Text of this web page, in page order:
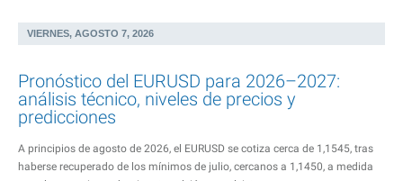
VIERNES, AGOSTO 7, 2026
Pronóstico del EURUSD para 2026–2027:
análisis técnico, niveles de precios y
predicciones
A principios de agosto de 2026, el EURUSD se cotiza cerca de 1,1545, tras
haberse recuperado de los mínimos de julio, cercanos a 1,1450, a medida